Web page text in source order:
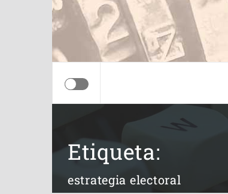
Etiqueta:
estrategia electoral